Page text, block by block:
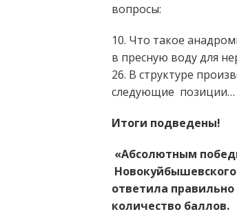
вопросы:
10. Что такое
в пресную воду для
26. В структуре
следующие позиции…
Итоги подведены!
«Абсолютным
ответила
количество баллов.